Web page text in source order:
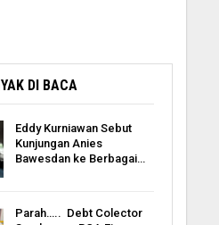
DI BACA
Eddy Kurniawan Sebut
Kunjungan Anies
Bawesdan ke Berbagai…
Parah….. Debt Colector